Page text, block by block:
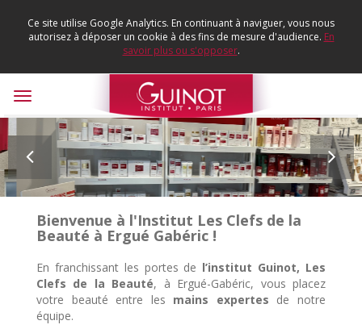
Ce site utilise Google Analytics. En continuant à naviguer, vous nous
autorisez à déposer un cookie à des fins de mesure d'audience. En
savoir plus ou s'opposer.
Toggle
 
Bienvenue à l'Institut Les Clefs de la
Beauté à Ergué Gabéric !
En franchissant les portes de l’institut Guinot, Les
Clefs de la Beauté, à Ergué-Gabéric, vous placez
votre beauté entre les mains expertes de notre
équipe.